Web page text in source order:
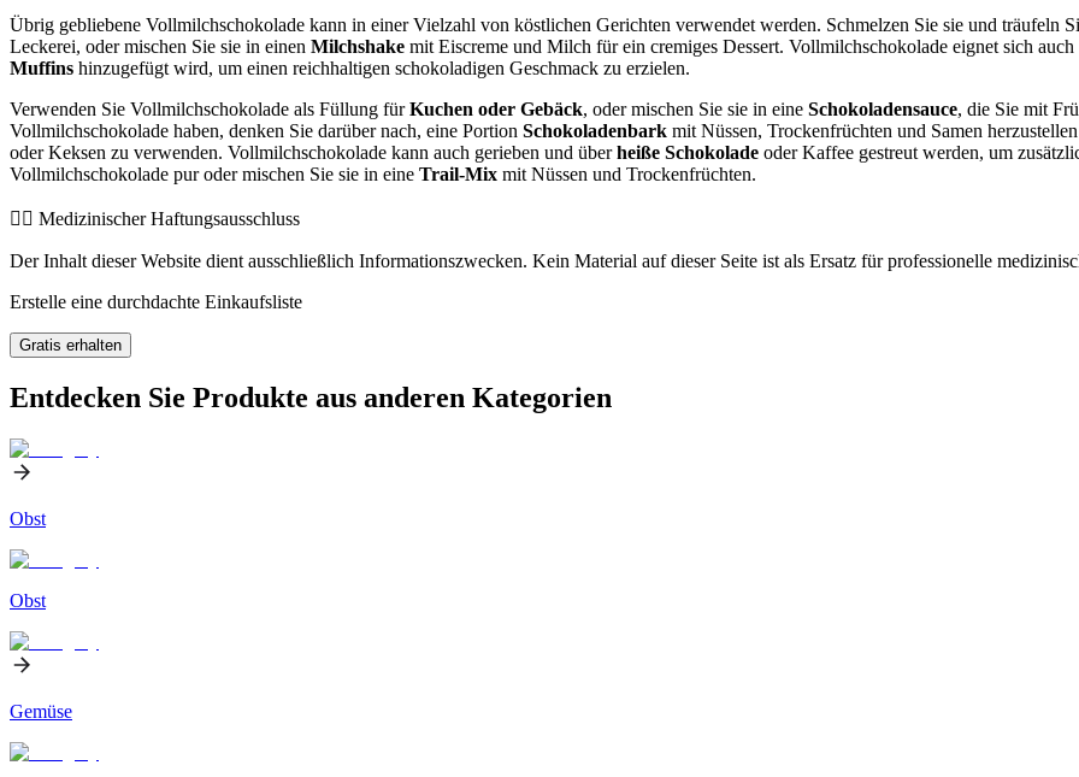
Übrig gebliebene Vollmilchschokolade kann in einer Vielzahl von köstlichen Gerichten verwendet werden. Schmelzen Sie sie und träufeln
Leckerei, oder mischen Sie sie in einen Milchshake mit Eiscreme und Milch für ein cremiges Dessert. Vollmilchschokolade eignet sich
Muffins hinzugefügt wird, um einen reichhaltigen schokoladigen Geschmack zu erzielen.
Verwenden Sie Vollmilchschokolade als Füllung fürKuchen oder Gebäck, oder mischen Sie sie in eine Schokoladensauce, die Sie mit
Vollmilchschokolade haben, denken Sie darüber nach, eine Portion Schokoladenbark mit Nüssen, Trockenfrüchten und Samen
oder Keksen zu verwenden. Vollmilchschokolade kann auch gerieben und überheiße Schokolade oder Kaffee gestreut werden, um
Vollmilchschokolade pur oder mischen Sie sie in eine Trail-Mix mit Nüssen und Trockenfrüchten.
👨‍⚕️️ Medizinischer Haftungsausschluss
Der Inhalt dieser Website dient ausschließlich Informationszwecken. Kein Material auf dieser Seite ist als Ersatz für professionelle
Erstelle eine durchdachte Einkaufsliste
Gratis erhalten
Entdecken Sie Produkte aus anderen Kategorien
Obst
Obst
Gemüse